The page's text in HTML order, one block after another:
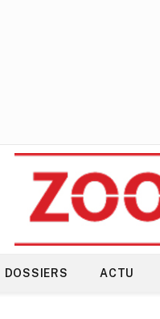
DOSSIERS ACTU